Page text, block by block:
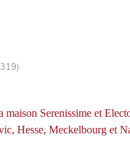
Serenissime et
Hesse, Meckelbourg et